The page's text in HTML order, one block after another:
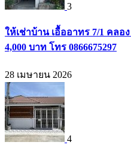
3
ให้เช่าบ้าน เอื้ออาทร 7/1 คล
4,000 บาท โทร 0866675297
28 เมษายน 2026
4